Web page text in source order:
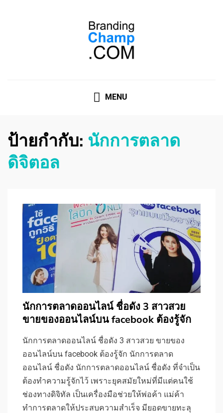
MENU
ป้ายกำกับ: นักการตลาด
ดิจิตอล
นักการตลาดออนไลน์ ชื่อดัง 3 สาวสวย
ขายของออนไลน์บน facebook ต้องรู้จัก
นักการตลาดออนไลน์ ชื่อดัง 3 สาวสวย ขายของ
ออนไลน์บน facebook ต้องรู้จัก นักการตลาด
ออนไลน์ ชื่อดัง นักการตลาดออนไลน์ ชื่อดัง ที่จำเป็น
ต้องทำความรู้จักไว้ เพราะยุคสมัยใหม่ที่มีแต่คนใช้
ช่องทางดิจิทัล เป็นเครื่องมือช่วยให้พ่อค้า แม่ค้า
ทำการตลาดให้ประสบความสำเร็จ มียอดขายทะลุ